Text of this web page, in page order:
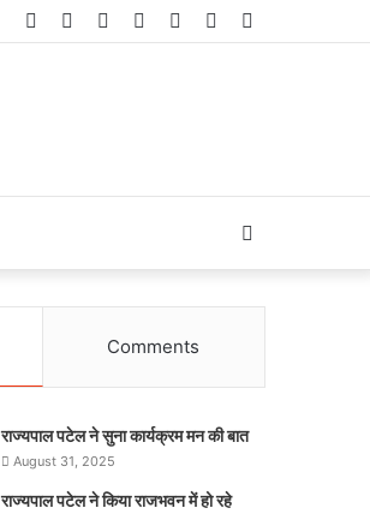
Telegram
Instagram
YouTube
LinkedIn
Twitter
Facebook
for
Comments
राज्यपाल पटेल ने सुना कार्यक्रम मन की बात
August 31, 2025
राज्यपाल पटेल ने किया राजभवन में हो रहे